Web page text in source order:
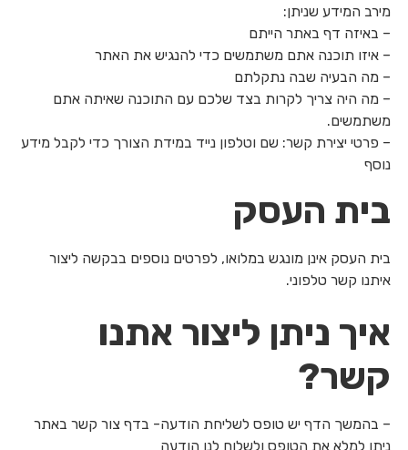
מירב המידע שניתן:
– באיזה דף באתר הייתם
– איזו תוכנה אתם משתמשים כדי להנגיש את האתר
– מה הבעיה שבה נתקלתם
– מה היה צריך לקרות בצד שלכם עם התוכנה שאיתה אתם
משתמשים.
– פרטי יצירת קשר: שם וטלפון נייד במידת הצורך כדי לקבל מידע
נוסף
בית העסק
בית העסק אינן מונגש במלואו, לפרטים נוספים בבקשה ליצור
איתנו קשר טלפוני.
איך ניתן ליצור אתנו
קשר?
– בהמשך הדף יש טופס לשליחת הודעה- בדף צור קשר באתר
ניתן למלא את הטופס ולשלוח לנו הודעה